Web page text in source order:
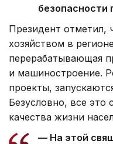
безопасности
Президент отметил,
хозяйством в
перерабатывающая
и машиностроение.
проекты,
Безусловно, все
качества жизни
— На этой